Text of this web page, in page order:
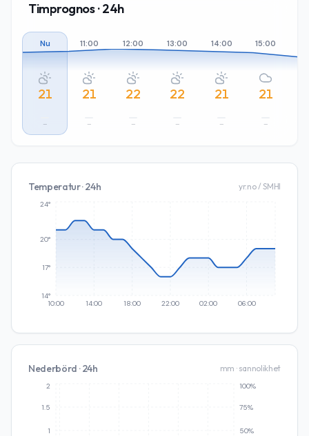
Timprognos · 24h
Nu
21
–
11:00
21
–
12:00
22
–
13:00
22
–
14:00
21
–
15:00
21
–
Temperatur · 24h yr.no / SMHI
10:00 14:00 18:00 22:00 02:00 06:00
14°
17°
20°
24°
Nederbörd · 24h mm · sannolikhet
1
1.5
2
50%
75%
100%